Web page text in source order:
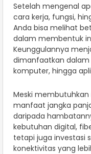
Setelah mengenal
cara kerja, fungsi,
Anda bisa melihat
dalam membentuk
Keunggulannya
dimanfaatkan dalam
komputer, hingga
Meski membutuhkan
manfaat jangka
daripada
kebutuhan digital,
tetapi juga investasi
konektivitas yang